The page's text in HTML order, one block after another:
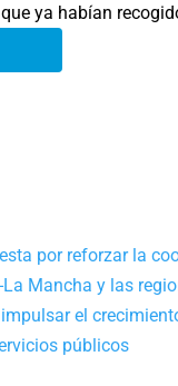
ya habían